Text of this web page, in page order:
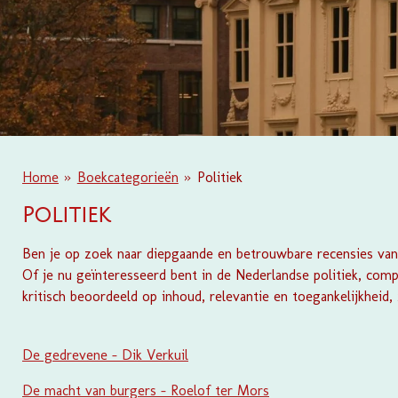
Home » Boekcategorieën » Politiek
Politiek
Ben je op zoek naar diepgaande en betrouwbare recensies
Of je nu geïnteresseerd bent in de Nederlandse politiek,
kritisch beoordeeld op inhoud, relevantie en
De gedrevene - Dik Verkuil
De macht van burgers - Roelof ter Mors